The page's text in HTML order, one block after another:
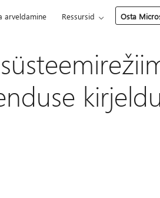
arveldamine Ressursid Osta